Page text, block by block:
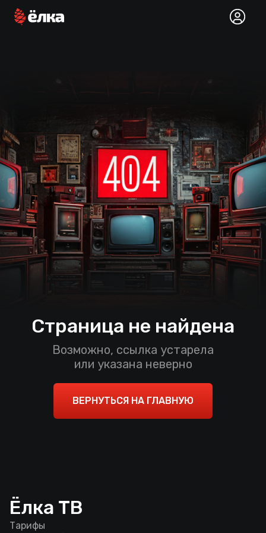
Страница не найдена
Возможно, ссылка устарела
или указана неверно
ВЕРНУТЬСЯ НА ГЛАВНУЮ
Ёлка ТВ
Тарифы